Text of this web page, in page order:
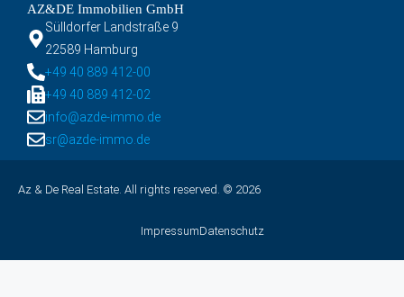
AZ&DE Immobilien GmbH
Sülldorfer Landstraße 9
22589 Hamburg
+49 40 889 412-00
+49 40 889 412-02
info@azde-immo.de
sr@azde-immo.de
Az & De Real Estate. All rights reserved. © 2026
ImpressumDatenschutz